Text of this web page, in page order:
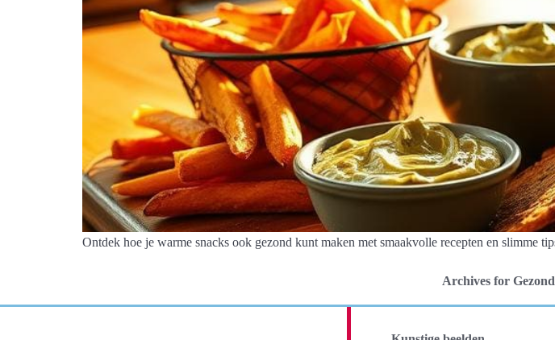
Ontdek hoe je warme snacks ook gezond kunt maken met smaakvolle recepten en slimme
Archives for